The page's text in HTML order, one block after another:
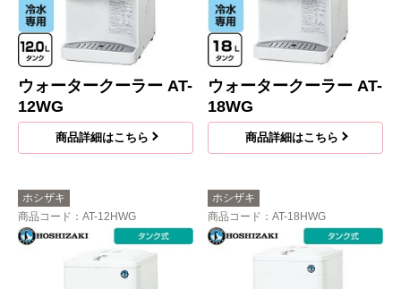
ウォータークーラー AT-
12WG
商品詳細はこちら
ウォータークーラー AT-
18WG
商品詳細はこちら
ホシザキ
商品コード ：AT-12HWG
ホシザキ
商品コード ：AT-18HWG